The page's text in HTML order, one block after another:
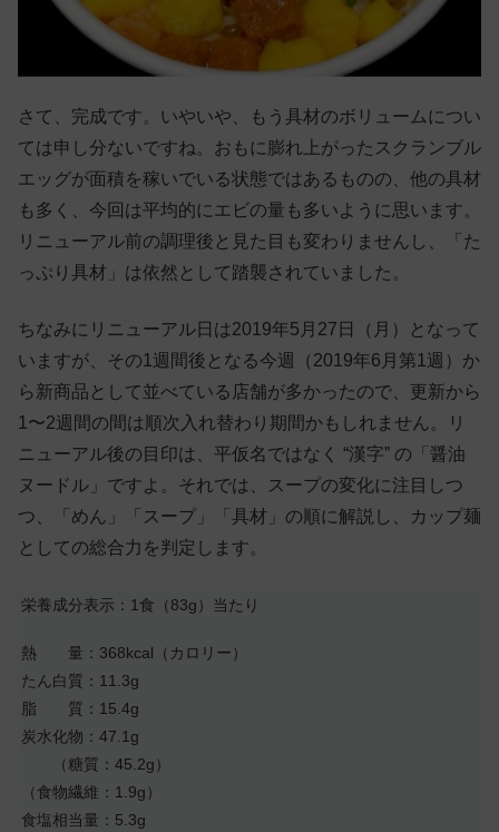
さて、完成です。いやいや、もう具材のボリュームについ
ては申し分ないですね。おもに膨れ上がったスクランブル
エッグが面積を稼いでいる状態ではあるものの、他の具材
も多く、今回は平均的にエビの量も多いように思います。
リニューアル前の調理後と見た目も変わりませんし、「た
っぷり具材」は依然として踏襲されていました。
ちなみにリニューアル日は2019年5月27日（月）となって
いますが、その1週間後となる今週（2019年6月第1週）か
ら新商品として並べている店舗が多かったので、更新から
1〜2週間の間は順次入れ替わり期間かもしれません。リ
ニューアル後の目印は、平仮名ではなく “漢字” の「醤油
ヌードル」ですよ。それでは、スープの変化に注目しつ
つ、「めん」「スープ」「具材」の順に解説し、カップ麺
としての総合力を判定します。
栄養成分表示：1食（83g）当たり
熱 量：368kcal（カロリー）
たん白質：11.3g
脂 質：15.4g
炭水化物：47.1g
（糖質：45.2g）
（食物繊維：1.9g）
食塩相当量：5.3g